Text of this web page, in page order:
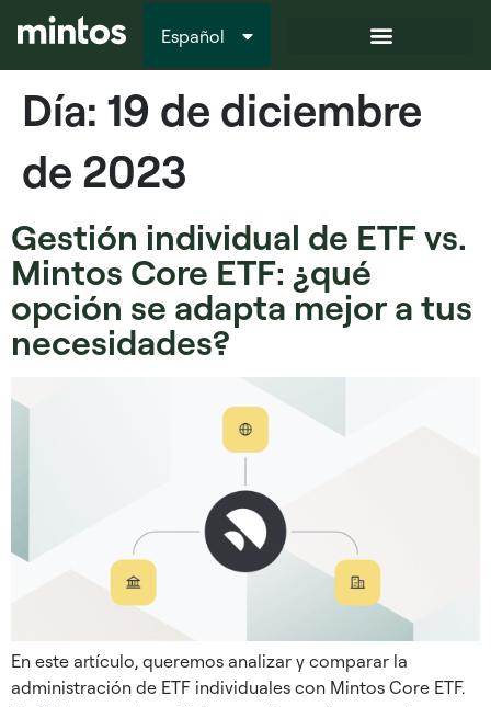
Español
Italiano
Día: 19 de diciembre
de 2023
Gestión individual de ETF vs.
Mintos Core ETF: ¿qué
opción se adapta mejor a tus
necesidades?
En este artículo, queremos analizar y comparar la
administración de ETF individuales con Mintos Core ETF.